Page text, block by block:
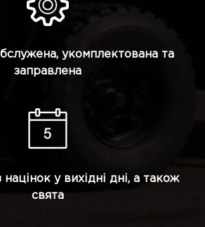
укомплектована та
заправлена
у вихідні дні, а також
свята